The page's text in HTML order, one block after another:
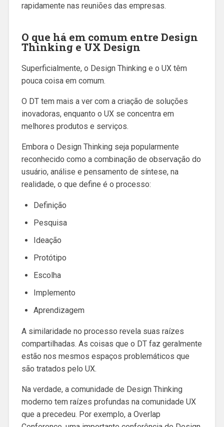
rapidamente nas reuniões das empresas.
O que há em comum entre Design
Thinking e UX Design
Superficialmente, o Design Thinking e o UX têm
pouca coisa em comum.
O DT tem mais a ver com a criação de soluções
inovadoras, enquanto o UX se concentra em
melhores produtos e serviços.
Embora o Design Thinking seja popularmente
reconhecido como a combinação de observação do
usuário, análise e pensamento de síntese, na
realidade, o que define é o processo:
Definição
Pesquisa
Ideação
Protótipo
Escolha
Implemento
Aprendizagem
A similaridade no processo revela suas raízes
compartilhadas. As coisas que o DT faz geralmente
estão nos mesmos espaços problemáticos que
são tratados pelo UX.
Na verdade, a comunidade de Design Thinking
moderno tem raízes profundas na comunidade UX
que a precedeu. Por exemplo, a Overlap